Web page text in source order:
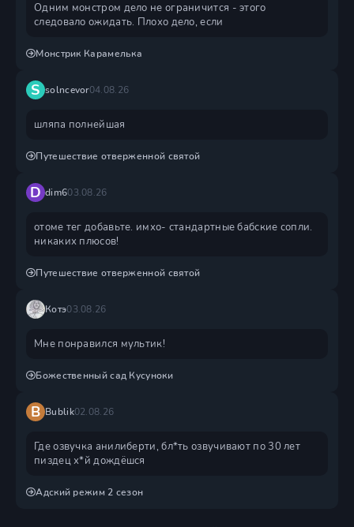
Одним монстром дело не ограничится - этого
следовало ожидать. Плохо дело, если
Монстрик Карамелька
S solncevor04.08.26
шляпа полнейшая
Путешествие отверженной святой
D dim603.08.26
отоме тег добавьте. имхо- стандартные бабские сопли.
никаких плюсов!
Путешествие отверженной святой
Котэ03.08.26
Мне понравился мультик!
Божественный сад Кусуноки
B Bublik02.08.26
Где озвучка анилиберти, бл*ть озвучивают по 30 лет
пиздец х*й дождëшся
Адский режим 2 сезон